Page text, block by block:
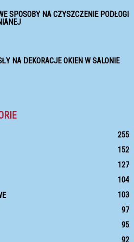
SPOSOBY NA CZYSZCZENIE PODŁOGI
NA DEKORACJE OKIEN W SALONIE
255
152
127
104
103
97
95
92